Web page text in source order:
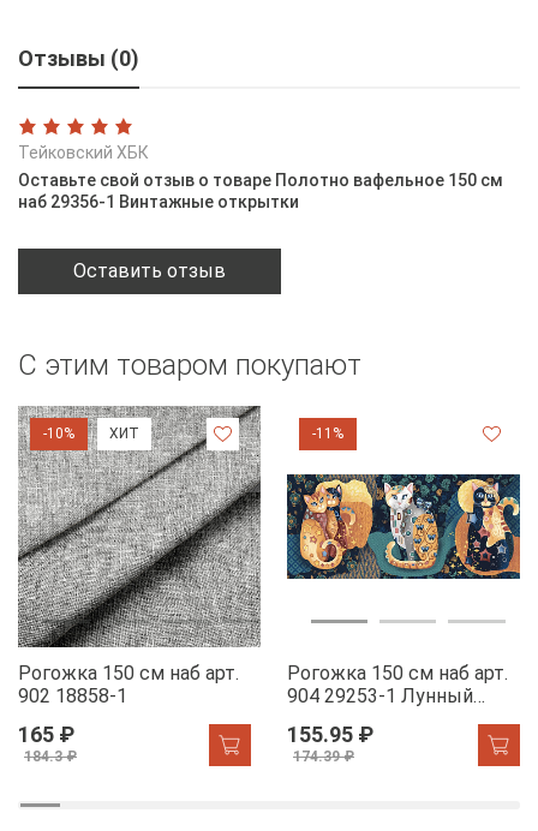
Отзывы (0)
Тейковский ХБК
Оставьте свой отзыв о товаре Полотно вафельное 150 см
наб 29356-1 Винтажные открытки
Оставить отзыв
С этим товаром покупают
-10% ХИТ
Рогожка 150 см наб арт.
902 18858-1
165 ₽
184.3 ₽
-11%
Рогожка 150 см наб арт.
904 29253-1 Лунный
155.95 ₽
174.39 ₽